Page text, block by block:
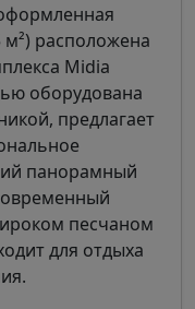
м²) расположена
Midia
оборудована
предлагает
панорамный
песчаном
для отдыха